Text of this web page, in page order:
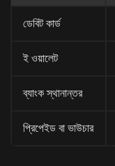
ডেবিট কার্ড
ই ওয়ালেট
ব্যাংক স্থানান্তর
প্রিপেইড বা ভাউচার